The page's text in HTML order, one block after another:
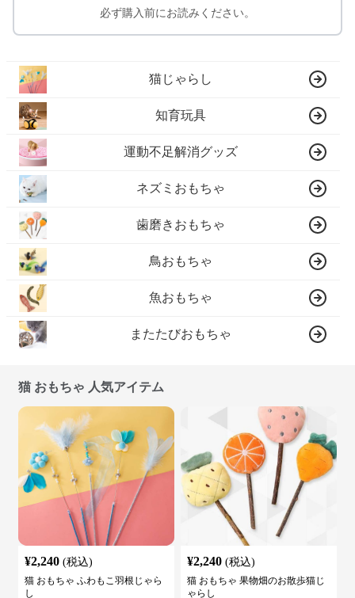
必ず購入前にお読みください。
猫じゃらし
知育玩具
運動不足解消グッズ
ネズミおもちゃ
歯磨きおもちゃ
鳥おもちゃ
魚おもちゃ
またたびおもちゃ
猫 おもちゃ 人気アイテム
¥2,240 (税込)
猫 おもちゃ ふわもこ羽根じゃら
し
¥2,240 (税込)
猫 おもちゃ 果物畑のお散歩猫じ
ゃらし